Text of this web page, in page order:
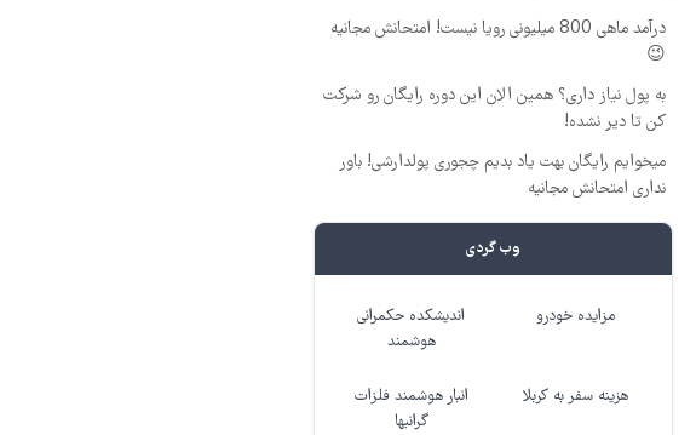
درآمد ماهی 800 میلیونی رویا نیست! امتحانش مجانیه
😉
به پول نیاز داری؟ همین الان این دوره رایگان رو شرکت
کن تا دیر نشده!
میخوایم رایگان بهت یاد بدیم چجوری پولدارشی! باور
نداری امتحانش مجانیه
وب گردی
مزایده خودرو
اندیشکده حکمرانی
هوشمند
هزینه سفر به کربلا
انبار هوشمند فلزات
گرانبها